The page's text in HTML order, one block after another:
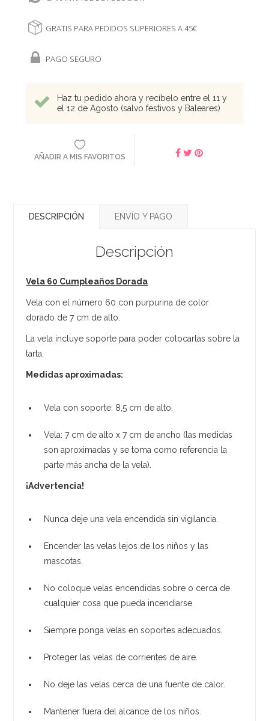
GRATIS PARA PEDIDOS SUPERIORES A 45€
PAGO SEGURO
Haz tu pedido ahora y recíbelo entre el 11 y
el 12 de Agosto (salvo festivos y Baleares)
AÑADIR A MIS FAVORITOS
DESCRIPCIÓN ENVÍO Y PAGO
Descripción
Vela 60 Cumpleaños Dorada
Vela con el número 60 con purpurina de color
dorado de 7 cm de alto.
La vela incluye soporte para poder colocarlas sobre la
tarta.
Medidas aproximadas:
Vela con soporte: 8,5 cm de alto.
Vela: 7 cm de alto x 7 cm de ancho (las medidas
son aproximadas y se toma como referencia la
parte más ancha de la vela).
¡Advertencia!
Nunca deje una vela encendida sin vigilancia.
Encender las velas lejos de los niños y las
mascotas.
No coloque velas encendidas sobre o cerca de
cualquier cosa que pueda incendiarse.
Siempre ponga velas en soportes adecuados.
Proteger las velas de corrientes de aire.
No deje las velas cerca de una fuente de calor.
Mantener fuera del alcance de los niños.